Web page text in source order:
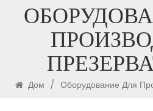
Дом / Оборудование Для